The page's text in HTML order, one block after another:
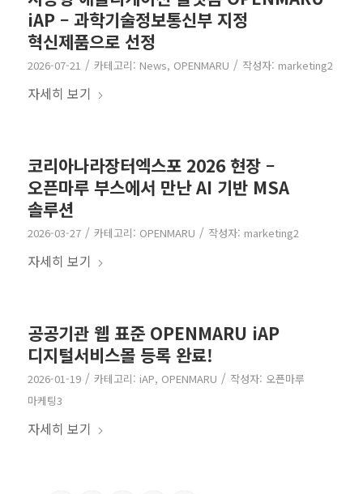
iAP – 과학기술정보통신부 지정
혁신제품으로 선정
2026-07-21 / 카테고리: News, OPENMARU / 작성자: marketing2
자세히 보기
코리아나라장터엑스포 2026 현장 –
오픈마루 부스에서 만난 AI 기반 MSA
솔루션
2026-03-27 / 카테고리: OPENMARU / 작성자: marketing2
자세히 보기
공공기관 웹 표준 OPENMARU iAP
디지털서비스몰 등록 완료!
2026-01-19 / 카테고리: iAP, OPENMARU / 작성자: 오픈마루
마케팅3
자세히 보기